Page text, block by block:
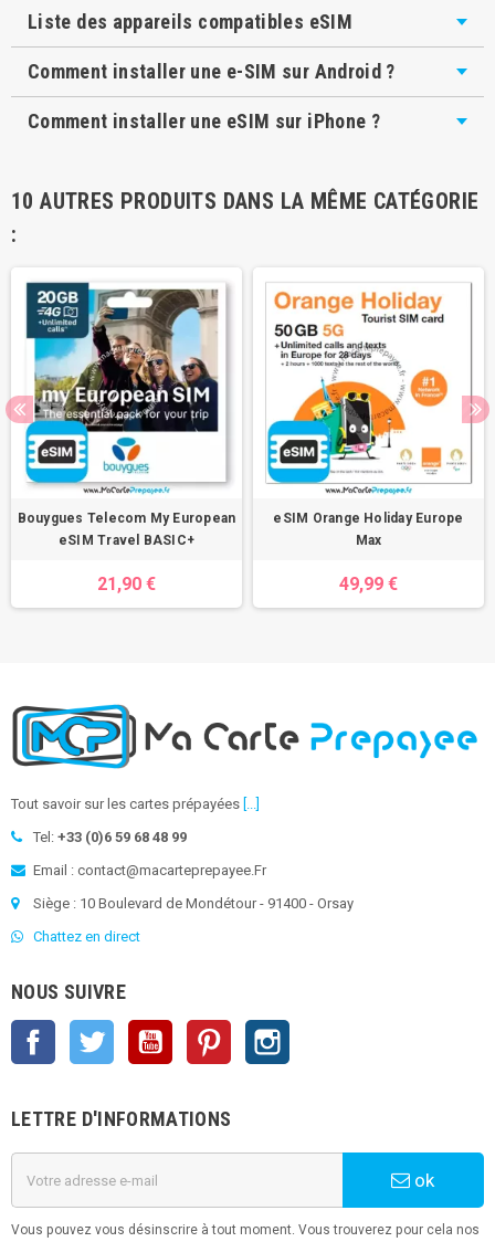
Liste des appareils compatibles eSIM
Comment installer une e-SIM sur Android ?
Comment installer une eSIM sur iPhone ?
10 AUTRES PRODUITS DANS LA MÊME CATÉGORIE
:
Bouygues Telecom My European
eSIM Travel BASIC+
21,90 €
eSIM Orange Holiday Europe
Max
49,99 €
Tout savoir sur les cartes prépayées [...]
Tel: +33 (0)6 59 68 48 99
Email : contact@macarteprepayee.Fr
Siège : 10 Boulevard de Mondétour - 91400 - Orsay
Chattez en direct
NOUS SUIVRE
Facebook Twitter YouTube Pinterest
LETTRE D'INFORMATIONS
ok
Vous pouvez vous désinscrire à tout moment. Vous trouverez pour cela nos